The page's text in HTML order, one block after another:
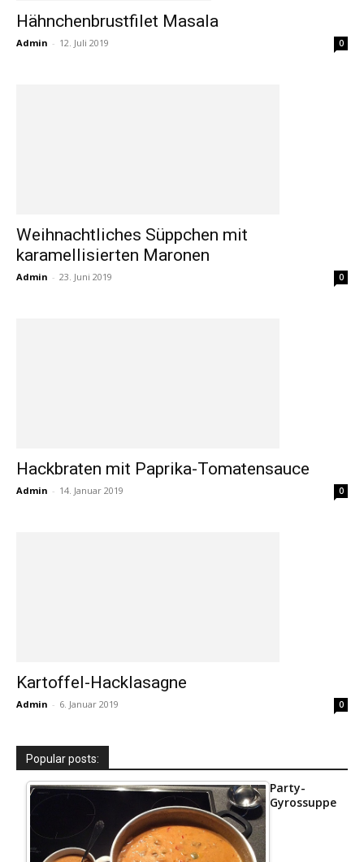
Hähnchenbrustfilet Masala
Admin - 12. Juli 2019 0
Weihnachtliches Süppchen mit
karamellisierten Maronen
Admin - 23. Juni 2019 0
Hackbraten mit Paprika-Tomatensauce
Admin - 14. Januar 2019 0
Kartoffel-Hacklasagne
Admin - 6. Januar 2019 0
Popular posts:
Party-
Gyrossuppe